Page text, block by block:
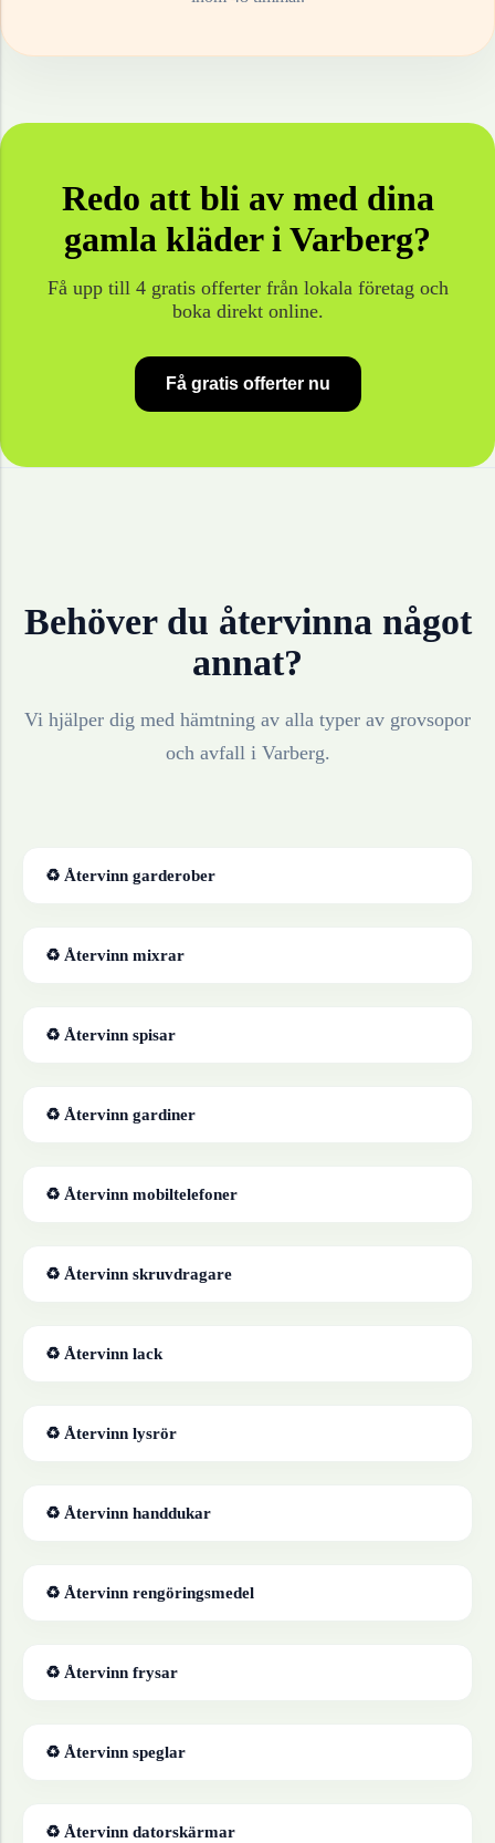
Redo att bli av med dina
gamla kläderi Varberg?
Få upp till 4 gratis offerter från lokala företag och
boka direkt online.
Få gratis offerter nu
Behöver du återvinna något
annat?
Vi hjälper dig med hämtning av alla typer av grovsopor
och avfall i Varberg.
♻ Återvinn garderober
♻ Återvinn mixrar
♻ Återvinn spisar
♻ Återvinn gardiner
♻ Återvinn mobiltelefoner
♻ Återvinn skruvdragare
♻ Återvinn lack
♻ Återvinn lysrör
♻ Återvinn handdukar
♻ Återvinn rengöringsmedel
♻ Återvinn frysar
♻ Återvinn speglar
♻ Återvinn datorskärmar